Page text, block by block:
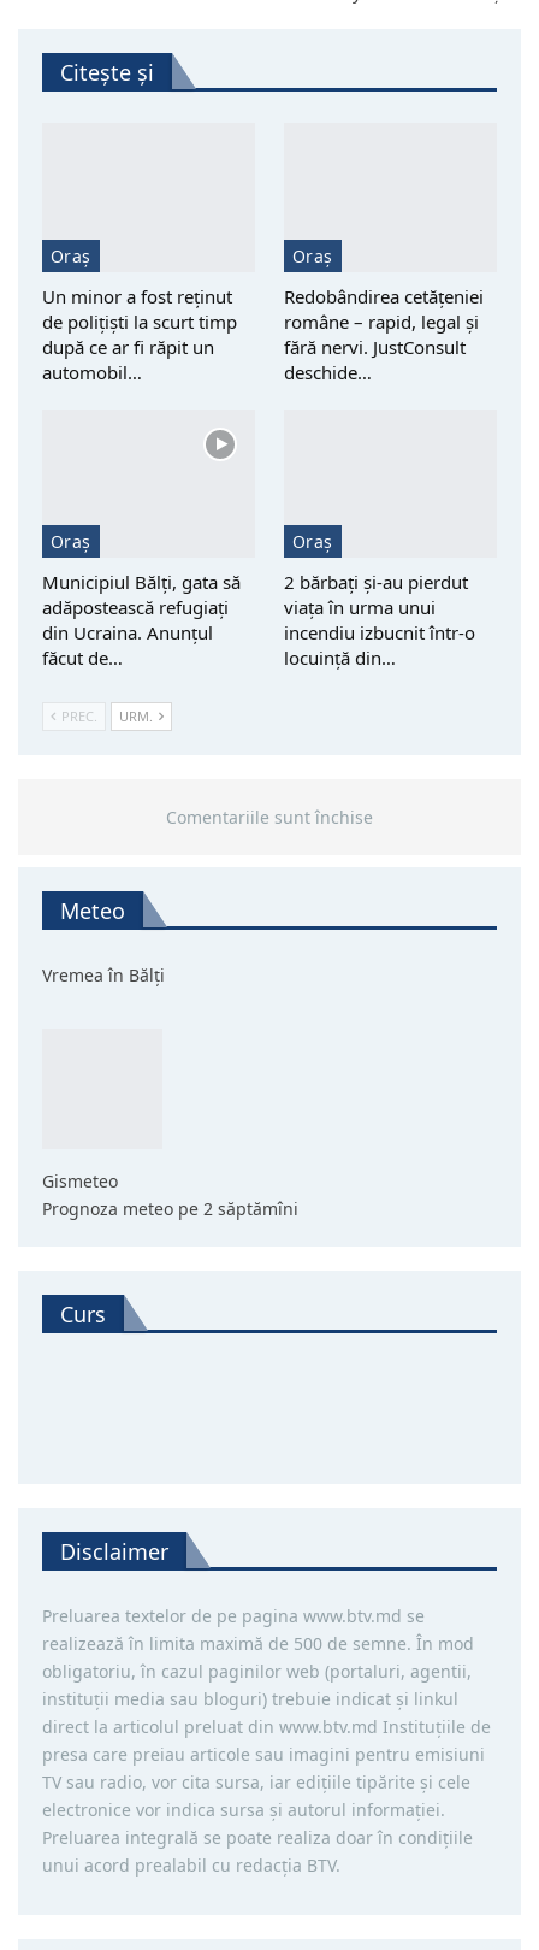
Citește și
Oraș
Un minor a fost reţinut
de polițiști la scurt timp
după ce ar fi răpit un
automobil…
Oraș
Redobândirea cetățeniei
române – rapid, legal și
fără nervi. JustConsult
deschide…
Oraș
Municipiul Bălți, gata să
adăpostească refugiați
din Ucraina. Anunțul
făcut de…
Oraș
2 bărbați și-au pierdut
viața în urma unui
incendiu izbucnit într-o
locuință din…
PREC. URM.
Comentariile sunt închise
Meteo
Vremea în Bălți
Gismeteo
Prognoza meteo pe 2 săptămîni
Curs
Disclaimer
Preluarea textelor de pe pagina www.btv.md se
realizează în limita maximă de 500 de semne. În mod
obligatoriu, în cazul paginilor web (portaluri, agentii,
instituţii media sau bloguri) trebuie indicat şi linkul
direct la articolul preluat din www.btv.md Instituţiile de
presa care preiau articole sau imagini pentru emisiuni
TV sau radio, vor cita sursa, iar ediţiile tipărite și cele
electronice vor indica sursa şi autorul informaţiei.
Preluarea integrală se poate realiza doar în condiţiile
unui acord prealabil cu redacţia BTV.